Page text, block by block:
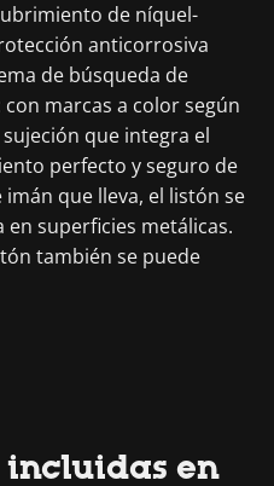
de níquel-
anticorrosiva
de búsqueda de
marcas a color según
que integra el
perfecto y seguro de
que lleva, el listón se
superficies metálicas.
también se puede
en